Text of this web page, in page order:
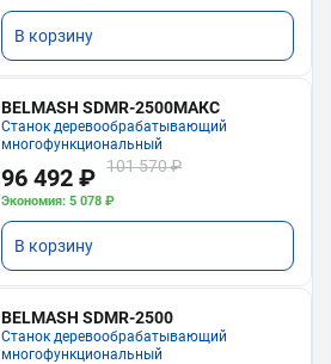
В корзину
BELMASH SDMR-2500МАКС
Станок деревообрабатывающий
многофункциональный
96 492 ₽ 101 570 ₽
Экономия: 5 078 ₽
В корзину
BELMASH SDMR-2500
Станок деревообрабатывающий
многофункциональный